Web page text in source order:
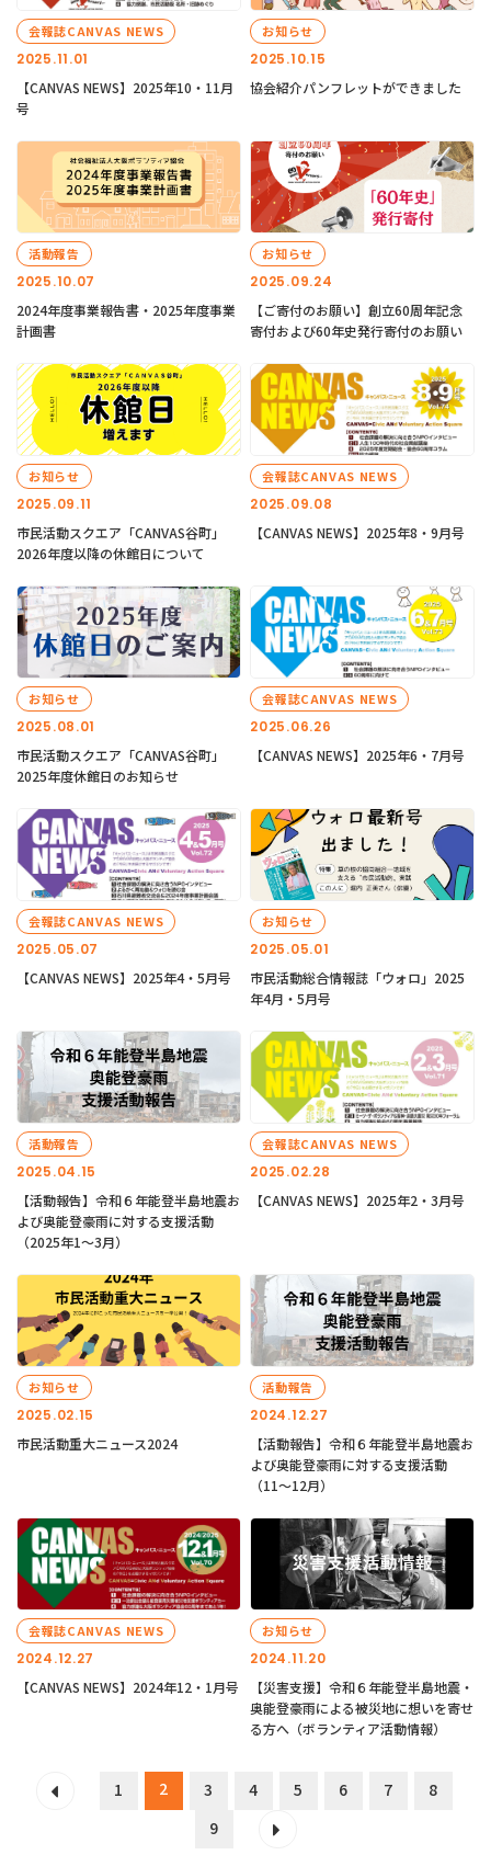
2025.11.01
会報誌CANVAS NEWS
【CANVAS NEWS】2025年10・11月
号
2025.10.15
お知らせ
協会紹介パンフレットができました
2025.10.07
活動報告
2024年度事業報告書・2025年度事業
計画書
2025.09.24
お知らせ
【ご寄付のお願い】創立60周年記念
寄付および60年史発行寄付のお願い
2025.09.11
お知らせ
市民活動スクエア「CANVAS谷町」
2026年度以降の休館日について
2025.09.08
会報誌CANVAS NEWS
【CANVAS NEWS】2025年8・9月号
2025.08.01
お知らせ
市民活動スクエア「CANVAS谷町」
2025年度休館日のお知らせ
2025.06.26
会報誌CANVAS NEWS
【CANVAS NEWS】2025年6・7月号
2025.05.07
会報誌CANVAS NEWS
【CANVAS NEWS】2025年4・5月号
2025.05.01
お知らせ
市民活動総合情報誌「ウォロ」2025
年4月・5月号
2025.04.15
活動報告
【活動報告】令和６年能登半島地震お
よび奥能登豪雨に対する支援活動
（2025年1〜3月）
2025.02.28
会報誌CANVAS NEWS
【CANVAS NEWS】2025年2・3月号
2025.02.15
お知らせ
市民活動重大ニュース2024
2024.12.27
活動報告
【活動報告】令和６年能登半島地震お
よび奥能登豪雨に対する支援活動
（11〜12月）
2024.12.27
会報誌CANVAS NEWS
【CANVAS NEWS】2024年12・1月号
2024.11.20
お知らせ
【災害支援】令和６年能登半島地震・
奥能登豪雨による被災地に想いを寄せ
る方へ（ボランティア活動情報）
1 2 3 4 5 6 7
8
9